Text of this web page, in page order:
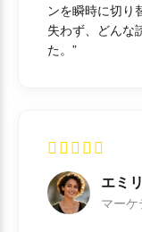
ンを瞬時に切り
失わず、どんな
た。”
エミ
マー